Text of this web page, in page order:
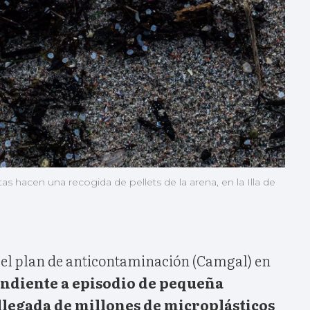
hacen una recogida de pellets de la arena, en la Illa de
plan de anticontaminación (Camgal) en
a episodio de pequeña
de millones de microplásticos